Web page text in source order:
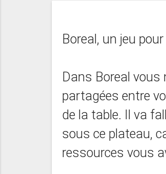
Boreal, un jeu
Dans Boreal vous
partagées entre
de la table. Il va
sous ce plateau,
ressources vous